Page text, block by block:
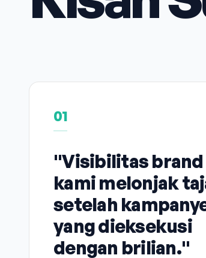
01
"Visibilitas brand
kami melonjak
setelah
yang dieksekusi
dengan brilian."